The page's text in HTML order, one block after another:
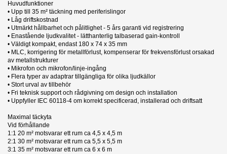
Huvudfunktioner
• Upp till 35 m² täckning med periferislingor
• Låg driftskostnad
• Utmärkt hållbarhet och pålitlighet - 5 års garanti vid registrering
• Enastående ljudkvalitet - lätthanterlig talbaserad gain-kontroll
• Väldigt kompakt, endast 180 x 74 x 35 mm
• MLC, korrigering för metallförlust, kompenserar för frekvensförlust orsakad
av metallstrukturer
• Mikrofon och mikrofon/linje-ingång
• Flera typer av adaptrar tillgängliga för olika ljudkällor
• Stort urval av tillbehör
• Fri teknisk support och rådgivning om design och installation
• Uppfyller IEC 60118-4 om korrekt specificerad, installerad och driftsatt
Maximal täckyta
Vid förhållande
1:1 20 m² motsvarar ett rum ca 4,5 x 4,5 m
2:1 30 m² motsvarar ett rum ca 5,5 x 5,5 m
3:1 35 m² motsvarar ett rum ca 6 x 6 m